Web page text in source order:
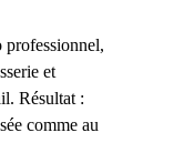
professionnel,
et
Résultat :
comme au